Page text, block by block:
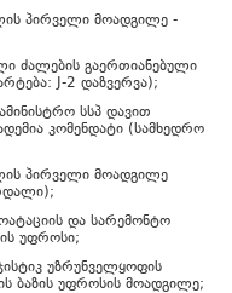
პირველი მოადგილე -
ძალების გაერთიანებული
J-2 დაზვერვა);
სსპ დავით
კომენდატი (სამხედრო
პირველი მოადგილე
და სარემონტო
უფროსი;
უზრუნველყოფის
ბაზის უფროსის მოადგილე;